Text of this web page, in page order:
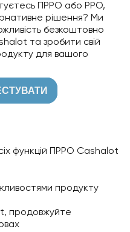
ПРРО або РРО,
рішення? Ми
безкоштовно
та зробити свій
для вашого
функцій ПРРО Cashalot
продукту
продовжуйте